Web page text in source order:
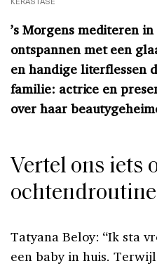
’s Morgens mediteren in
ontspannen met een
en handige literflessen
familie: actrice en
over haar
Vertel ons iets
Tatyana Beloy: “Ik sta
een baby in huis.